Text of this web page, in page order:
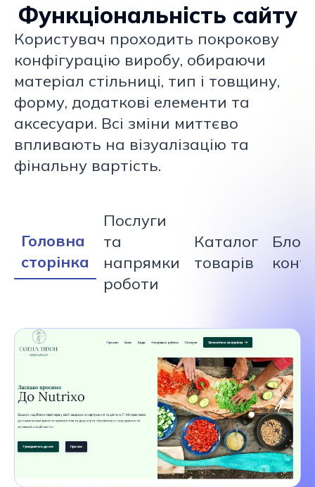
Функціональність сайту
Користувач проходить покрокову
конфігурацію виробу, обираючи
матеріал стільниці, тип і товщину,
форму, додаткові елементи та
аксесуари. Всі зміни миттєво
впливають на візуалізацію та
фінальну вартість.
Головна
сторінка
Послуги
та
напрямки
роботи
Каталог
товарів
Блог